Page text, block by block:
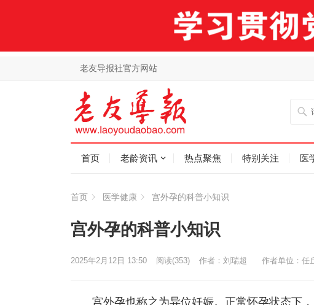
老友导报社官方网站
首页 老龄资讯 热点聚焦 特别关注 医
首页 医学健康 宫外孕的科普小知识
宫外孕的科普小知识
作者：刘瑞超 作者单位：任
2025年2月12日 13:50 阅读(353)
宫外孕也称之为异位妊娠。正常怀孕状态下